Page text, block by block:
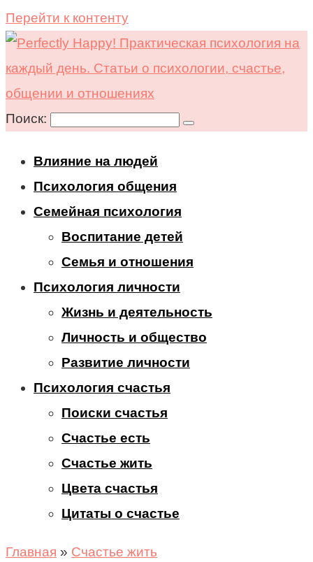
Перейти к контенту
Поиск:
Влияние на людей
Психология общения
Семейная психология
Воспитание детей
Семья и отношения
Психология личности
Жизнь и деятельность
Личность и общество
Развитие личности
Психология счастья
Поиски счастья
Счастье есть
Счастье жить
Цвета счастья
Цитаты о счастье
Главная » Счастье жить